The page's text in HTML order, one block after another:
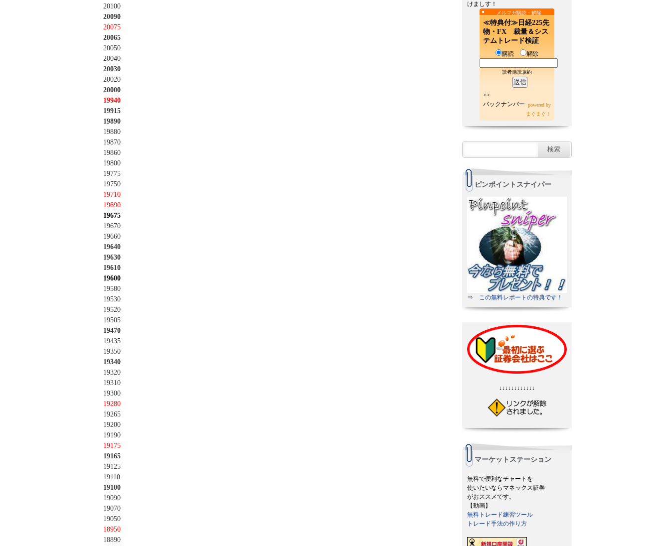
20100
20090
20075
20065
20050
20040
20030
20020
20000
19940
19915
19890
19880
19870
19860
19800
19775
19750
19710
19690
19675
19670
19660
19640
19630
19610
19600
19580
19530
19520
19505
19470
19435
19350
19340
19320
19310
19300
19280
19265
19200
19190
19175
19165
19125
19110
19100
19090
19070
19050
18950
18890
けましす！
メルマガ購読・解除
≪特典付≫日経225先
物・FX 裁量＆シス
テムトレード検証
購読 解除
読者購読規約
>>
バックナンバー
powered by
まぐまぐ！
ピンポイントスナイパー
⇒ この無料レポートの特典です！
↓↓↓↓↓↓↓↓↓↓↓↓
マーケットステーション
無料で便利なチャートを
使いたいならマネックス証券
がおススメです。
【動画】
無料トレード練習ツール
トレード手法の作り方